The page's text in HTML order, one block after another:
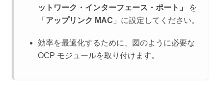
ットワーク・インターフェース・ポート」
を
「 アップリンク MAC 」に設定してください。
効率を最適化するために、図のように必要な
OCP モジュールを取り付けます。